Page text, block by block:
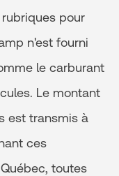
pour
n'est fourni
le carburant
Le montant
est transmis à
ces
toutes